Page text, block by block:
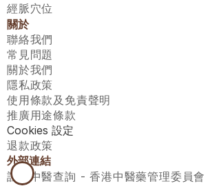
經脈穴位
關於
聯絡我們
常見問題
關於我們
隱私政策
使用條款及免責聲明
推廣用途條款
Cookies 設定
退款政策
外部連結
註冊中醫查詢 - 香港中醫藥管理委員會